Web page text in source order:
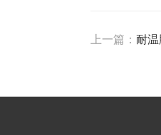
上一篇：耐